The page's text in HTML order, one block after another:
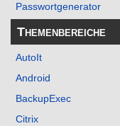
Passwortgenerator
Themenbereiche
AutoIt
Android
BackupExec
Citrix